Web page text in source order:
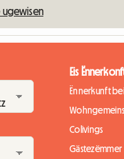
ugewisen
Eis
Ënnerkunft
Colivings
Gästezëmmer